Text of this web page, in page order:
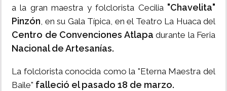
a la gran maestra y folclorista Cecilia"Chavelita"
Pinzón, en su Gala Típica, en el Teatro La Huaca del
Centro de Convenciones Atlapa durante la Feria
Nacional de Artesanías.
La folclorista conocida como la "Eterna Maestra del
Baile" falleció el pasado 18 de marzo.